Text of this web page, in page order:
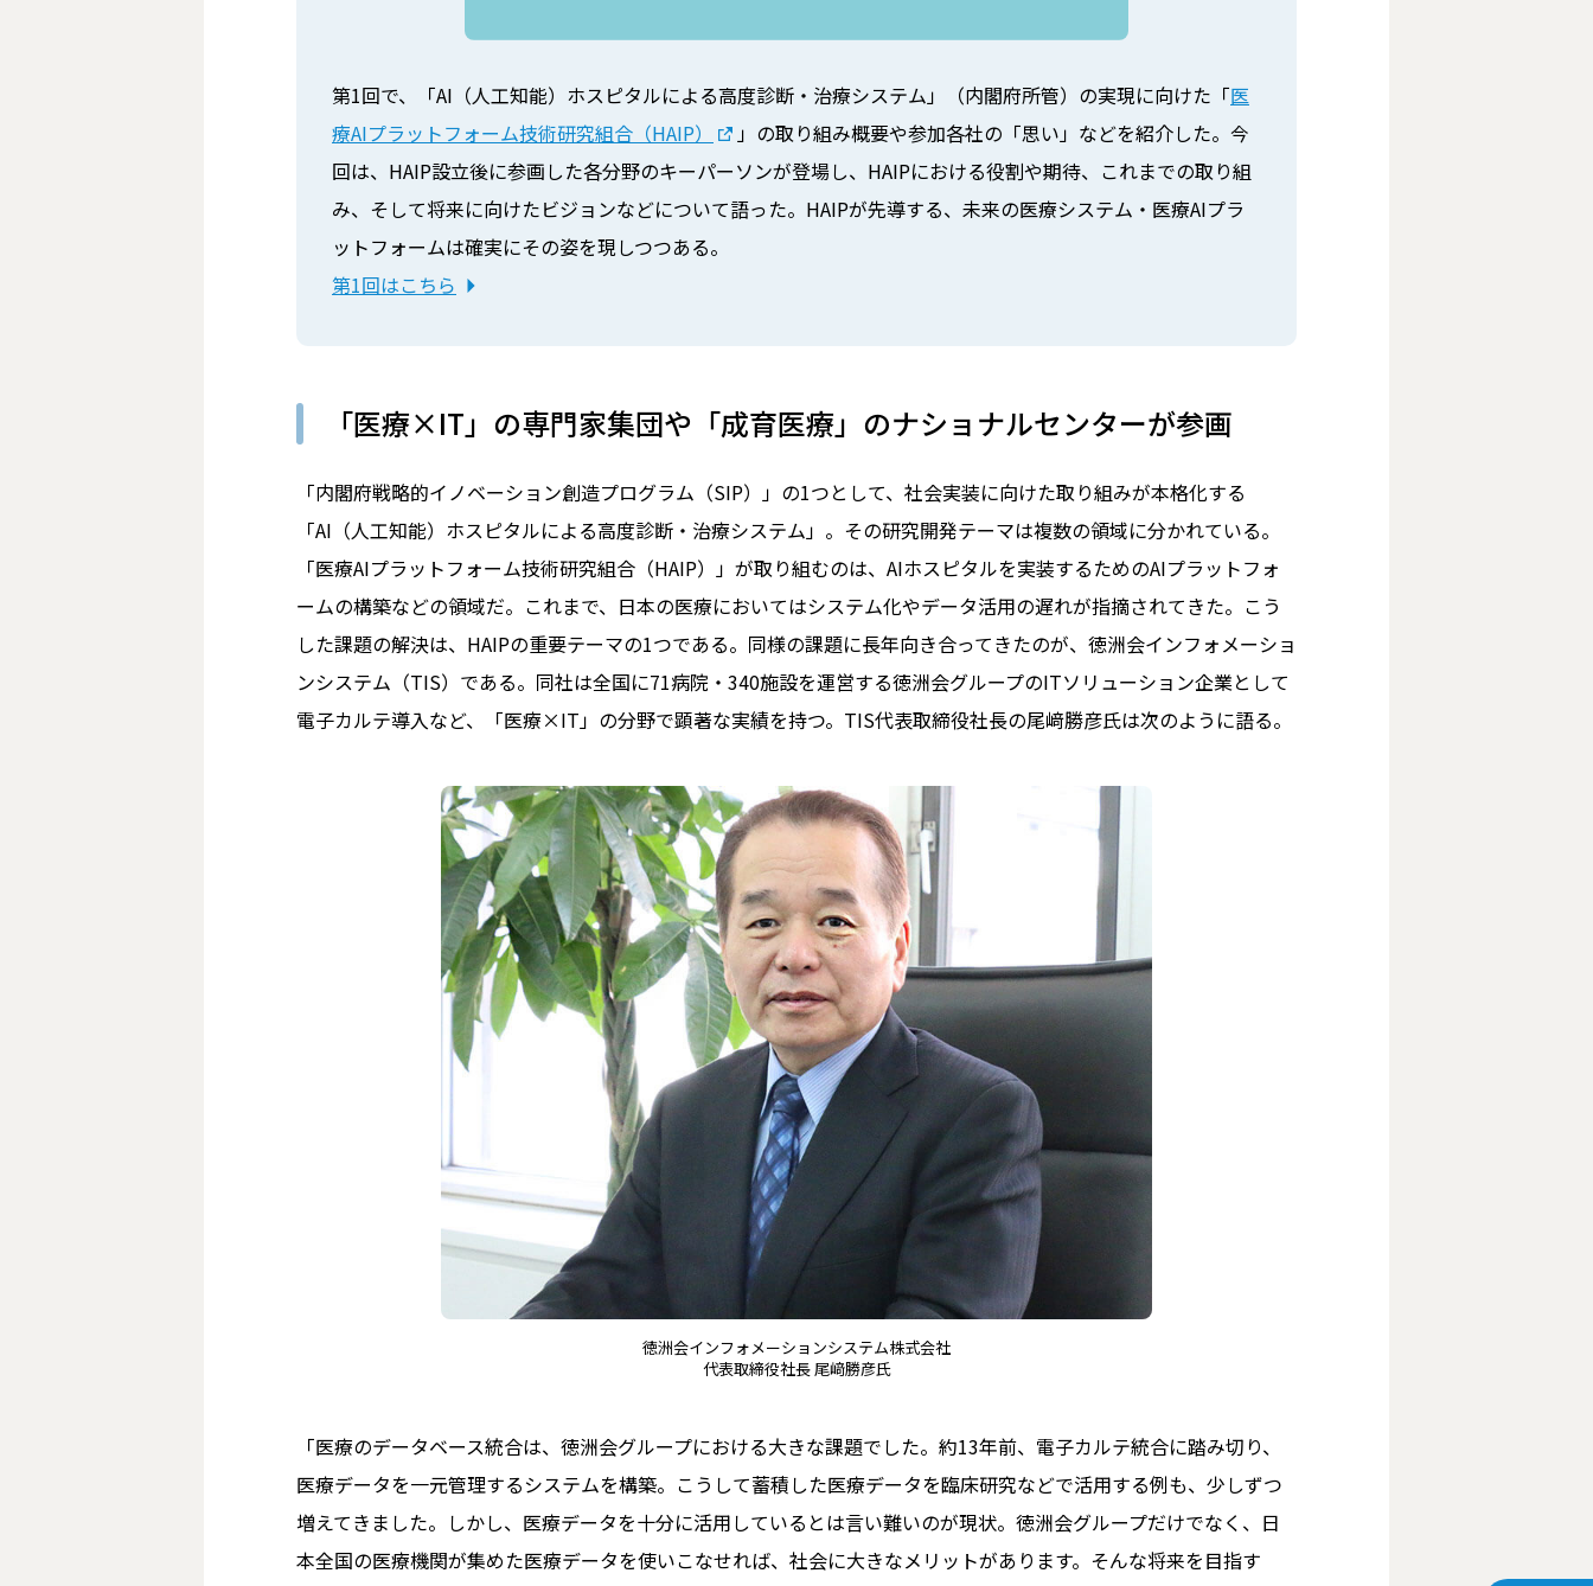
第1回で、「AI（人工知能）ホスピタルによる高度診断・治療システム」（内閣府所管）の実現に向けた「医
療AIプラットフォーム技術研究組合（HAIP）
」の取り組み概要や参加各社の「思い」などを紹介した。今
回は、HAIP設立後に参画した各分野のキーパーソンが登場し、HAIPにおける役割や期待、これまでの取り組
み、そして将来に向けたビジョンなどについて語った。HAIPが先導する、未来の医療システム・医療AIプラ
ットフォームは確実にその姿を現しつつある――。
第1回はこちら
「医療×IT」の専門家集団や「成育医療」のナショナルセンターが参画
「内閣府戦略的イノベーション創造プログラム（SIP）」の1つとして、社会実装に向けた取り組みが本格化する
「AI（人工知能）ホスピタルによる高度診断・治療システム」。その研究開発テーマは複数の領域に分かれている。
「医療AIプラットフォーム技術研究組合（HAIP）」が取り組むのは、AIホスピタルを実装するためのAIプラットフォ
ームの構築などの領域だ。これまで、日本の医療においてはシステム化やデータ活用の遅れが指摘されてきた。こう
した課題の解決は、HAIPの重要テーマの1つである。同様の課題に長年向き合ってきたのが、徳洲会インフォメーショ
ンシステム（TIS）である。同社は全国に71病院・340施設を運営する徳洲会グループのITソリューション企業として
電子カルテ導入など、「医療×IT」の分野で顕著な実績を持つ。TIS代表取締役社長の尾﨑勝彦氏は次のように語る。
徳洲会インフォメーションシステム株式会社
代表取締役社長 尾﨑勝彦氏
「医療のデータベース統合は、徳洲会グループにおける大きな課題でした。約13年前、電子カルテ統合に踏み切り、
医療データを一元管理するシステムを構築。こうして蓄積した医療データを臨床研究などで活用する例も、少しずつ
増えてきました。しかし、医療データを十分に活用しているとは言い難いのが現状。徳洲会グループだけでなく、日
本全国の医療機関が集めた医療データを使いこなせれば、社会に大きなメリットがあります。そんな将来を目指す